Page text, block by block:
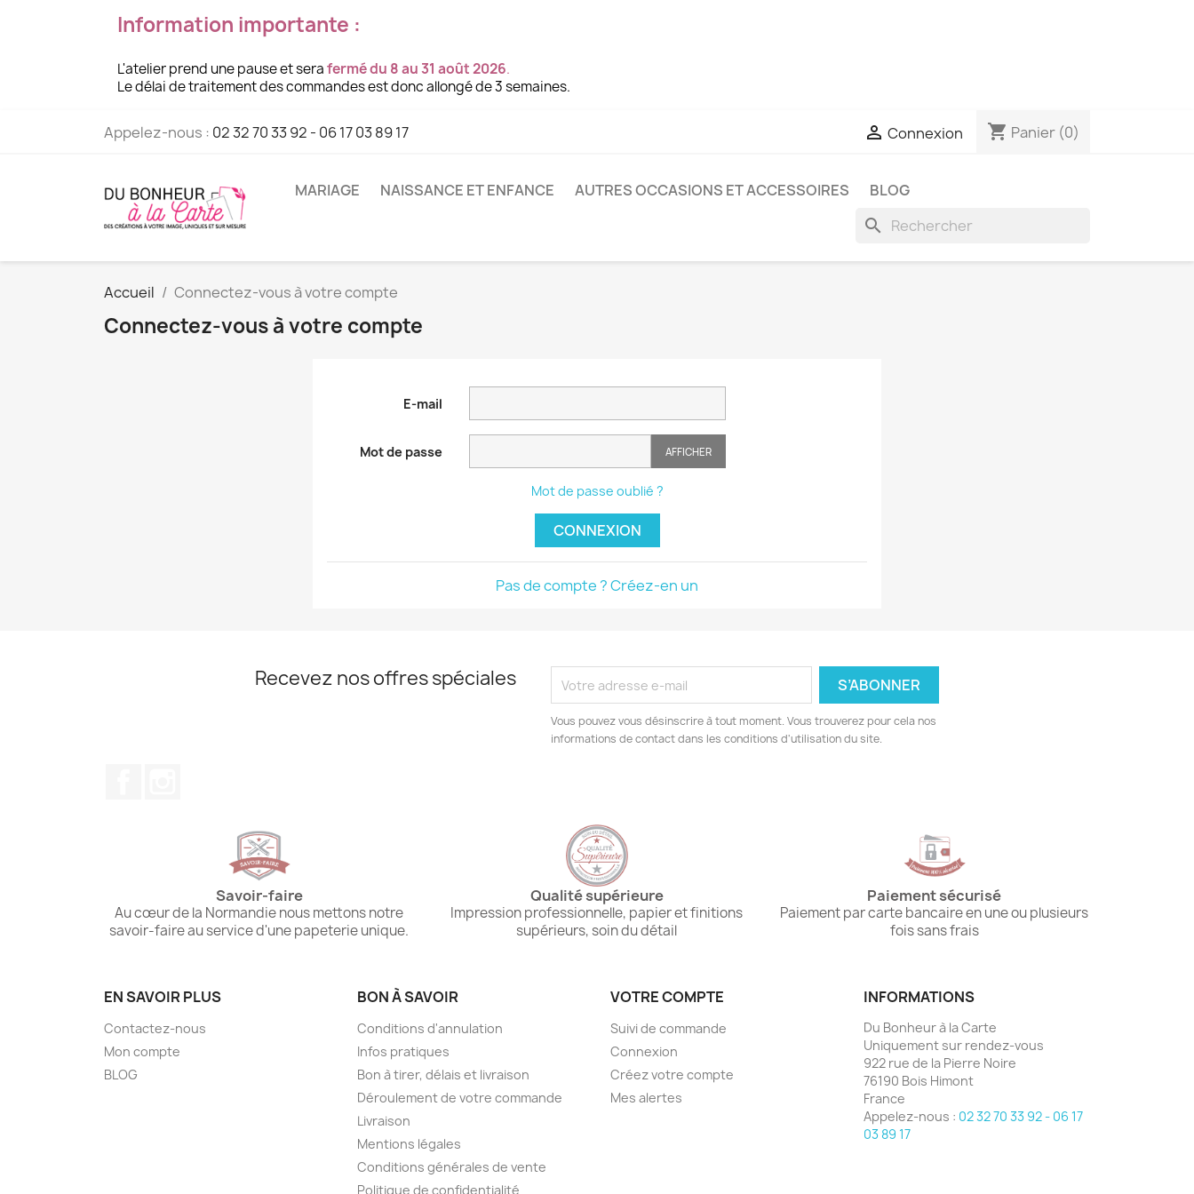
Information importante :
L'atelier prend une pause et serafermé du 8 au 31 août 2026.
Le délai de traitement des commandes est donc allongé de 3 semaines.
Appelez-nous : 02 32 70 33 92 - 06 17 03 89 17  Connexion shopping_cart Panier (0)
MARIAGE NAISSANCE ET ENFANCE AUTRES OCCASIONS ET ACCESSOIRES BLOG
search
Accueil Connectez-vous à votre compte
Connectez-vous à votre compte
E-mail
Mot de passe AFFICHER
Mot de passe oublié ?
CONNEXION
Pas de compte ? Créez-en un
Recevez nos offres spéciales
Vous pouvez vous désinscrire à tout moment. Vous trouverez pour cela nos
informations de contact dans les conditions d'utilisation du site.
Savoir-faire
Au cœur de la Normandie nous mettons notre
savoir-faire au service d'une papeterie unique.
Qualité supérieure
Impression professionnelle, papier et finitions
supérieurs, soin du détail
Paiement sécurisé
Paiement par carte bancaire en une ou plusieurs
fois sans frais
EN SAVOIR PLUS
Contactez-nous
Mon compte
BLOG
BON À SAVOIR
Conditions d'annulation
Infos pratiques
Bon à tirer, délais et livraison
Déroulement de votre commande
Livraison
Mentions légales
Conditions générales de vente
Politique de confidentialité
VOTRE COMPTE
Suivi de commande
Connexion
Créez votre compte
Mes alertes
INFORMATIONS
Du Bonheur à la Carte
Uniquement sur rendez-vous
922 rue de la Pierre Noire
76190 Bois Himont
France
Appelez-nous : 02 32 70 33 92 - 06 17
03 89 17